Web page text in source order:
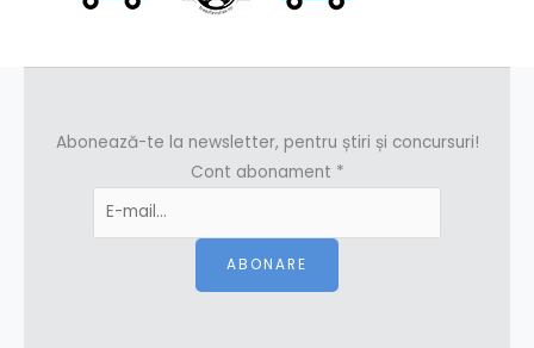
Abonează-te la newsletter, pentru știri și concursuri!
Cont abonament *
ABONARE